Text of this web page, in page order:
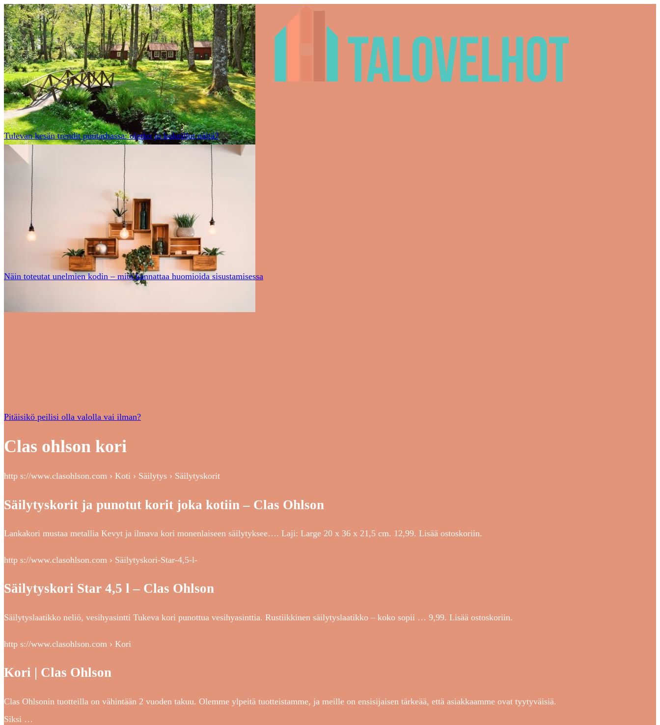
Tulevan kesän trendit puutarhassa: oletko jo kokeillut näitä?
Näin toteutat unelmien kodin – mitä kannattaa huomioida sisustamisessa
Pitäisikö peilisi olla valolla vai ilman?
Clas ohlson kori
http s://www.clasohlson.com › Koti › Säilytys › Säilytyskorit
Säilytyskorit ja punotut korit joka kotiin – Clas Ohlson
Lankakori mustaa metallia Kevyt ja ilmava kori monenlaiseen säilytyksee…. Laji: Large 20 x 36 x 21,5 cm. 12,99. Lisää ostoskoriin.
http s://www.clasohlson.com › Säilytyskori-Star-4,5-l-
Säilytyskori Star 4,5 l – Clas Ohlson
Säilytyslaatikko neliö, vesihyasintti Tukeva kori punottua vesihyasinttia. Rustiikkinen säilytyslaatikko – koko sopii … 9,99. Lisää ostoskoriin.
http s://www.clasohlson.com › Kori
Kori | Clas Ohlson
Clas Ohlsonin tuotteilla on vähintään 2 vuoden takuu. Olemme ylpeitä tuotteistamme, ja meille on ensisijaisen tärkeää, että asiakkaamme ovat tyytyväisiä.
Siksi …